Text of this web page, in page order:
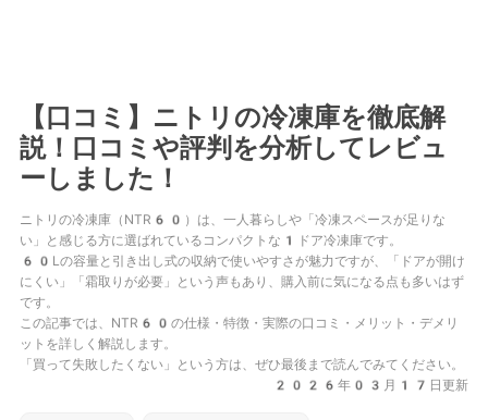
【口コミ】ニトリの冷凍庫を徹底解
説！口コミや評判を分析してレビュ
ーしました！
ニトリの冷凍庫（NTR60）は、一人暮らしや「冷凍スペースが足りな
い」と感じる方に選ばれているコンパクトな1ドア冷凍庫です。
60Lの容量と引き出し式の収納で使いやすさが魅力ですが、「ドアが開け
にくい」「霜取りが必要」という声もあり、購入前に気になる点も多いはず
です。
この記事では、NTR60の仕様・特徴・実際の口コミ・メリット・デメリ
ットを詳しく解説します。
「買って失敗したくない」という方は、ぜひ最後まで読んでみてください。
2026年03月17日更新